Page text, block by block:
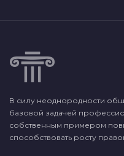
В силу неоднородности
базовой задачей
собственным примером
способствовать росту